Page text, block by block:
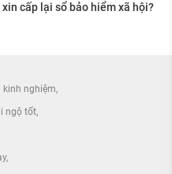
cấp lại sổ bảo hiểm xã hội?
kinh nghiệm
ngộ tốt